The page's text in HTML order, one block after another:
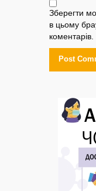
Зберегти
в цьому
коментарів.